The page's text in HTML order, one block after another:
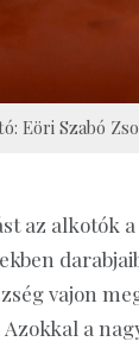
Eöri Szabó
az alkotók
vajon
a